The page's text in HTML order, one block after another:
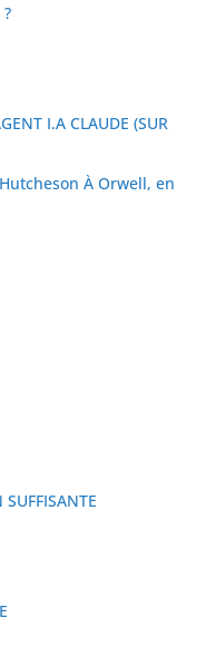
I.A CLAUDE (SUR
Hutcheson À Orwell, en